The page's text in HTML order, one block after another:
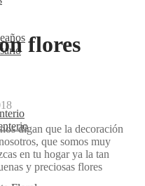
flores
digan que la decoración
que somos muy
en tu hogar ya la tan
y preciosas flores